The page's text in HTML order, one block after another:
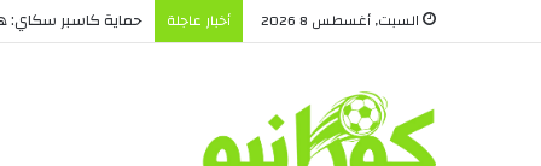
السبت, أغسطس 8 2026 أخبار عاجلة حماية كاسبر سكاي: